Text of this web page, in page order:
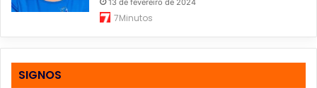
7Minutos
SIGNOS